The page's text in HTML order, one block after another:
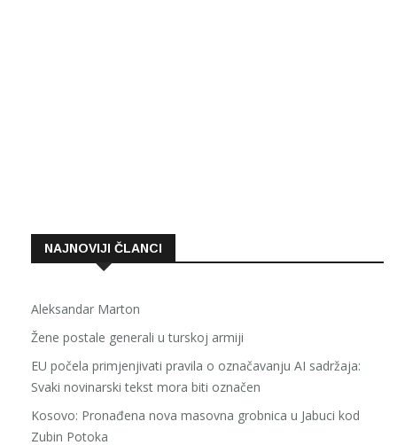
NAJNOVIJI ČLANCI
Aleksandar Marton
Žene postale generali u turskoj armiji
EU počela primjenjivati pravila o označavanju AI sadržaja:
Svaki novinarski tekst mora biti označen
Kosovo: Pronađena nova masovna grobnica u Jabuci kod
Zubin Potoka